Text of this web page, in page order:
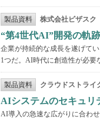
製品資料 株式会社ビザスク
“第4世代AI”開発の軌
企業が持続的な成長を遂げて
1つだ。AI時代に創造性が必要
製品資料 クラウドストライ
AIシステムのセキュリ
AI導入の急速な広がりに合わ